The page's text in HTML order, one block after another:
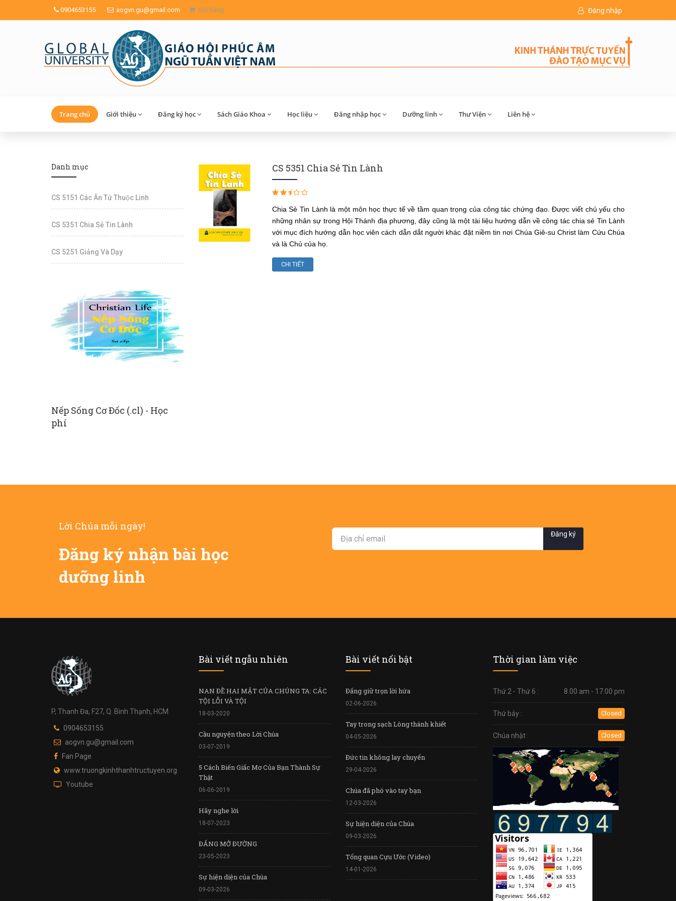
0904653155 aogvn.gu@gmail.com Giỏ hàng Đăng nhập
Trang chủ Giới thiệu Đăng ký học Sách Giáo Khoa Học liệu Đăng nhập học Dưỡng linh Thư Viện Liên hệ
CS 5351 Chia Sẻ Tin Lành
Chia Sẻ Tin Lành là một môn học thực tế về tầm quan trọng của công tác chứng đạo. ​Được viết chủ yếu cho
những nhân sự trong Hội Thánh địa phương, đây cũng là một tài liệu hướng dẫn về công tác chia sẻ Tin Lành
với mục đích hướng dẫn học viên cách dẫn dắt người khác đặt niềm tin nơi Chúa Giê-su Christ làm Cứu Chúa
và là Chủ của họ.
CHI TIẾT
Danh mục
CS 5151 Các Ân Tứ Thuộc Linh
CS 5351 Chia Sẻ Tin Lành
CS 5251 Giảng Và Dạy
Nếp Sống Cơ Đốc (.cl) - Học
phí
Lời Chúa mỗi ngày!
Đăng ký nhận bài học
dưỡng linh
Đăng ký
P, Thanh Đa, F27, Q. Bình Thạnh, HCM
0904653155
aogvn.gu@gmail.com
Fan Page
www.truongkinhthanhtructuyen.org
Youtube
Bài viết ngẫu nhiên
NAN ĐỀ HAI MẶT CỦA CHÚNG TA: CÁC
TỘI LỖI VÀ TỘI
18-03-2020
Cầu nguyện theo Lời Chúa
03-07-2019
5 Cách Biến Giấc Mơ Của Bạn Thành Sự
Thật
06-06-2019
Hãy nghe lời
18-07-2023
ĐẤNG MỞ ĐƯỜNG
23-05-2023
Sự hiện diện của Chúa
09-03-2026
Bài viết nổi bật
Đấng giữ trọn lời hứa
02-06-2026
Tay trong sạch Lòng thánh khiết
04-05-2026
Đức tin không lay chuyển
29-04-2026
Chúa đã phó vào tay bạn
12-03-2026
Sự hiện diện của Chúa
09-03-2026
Tổng quan Cựu Ước (Video)
14-01-2026
Thời gian làm việc
Thứ 2 - Thứ 6 : 8.00 am - 17.00 pm
Thứ bảy : Closed
Chúa nhật : Closed